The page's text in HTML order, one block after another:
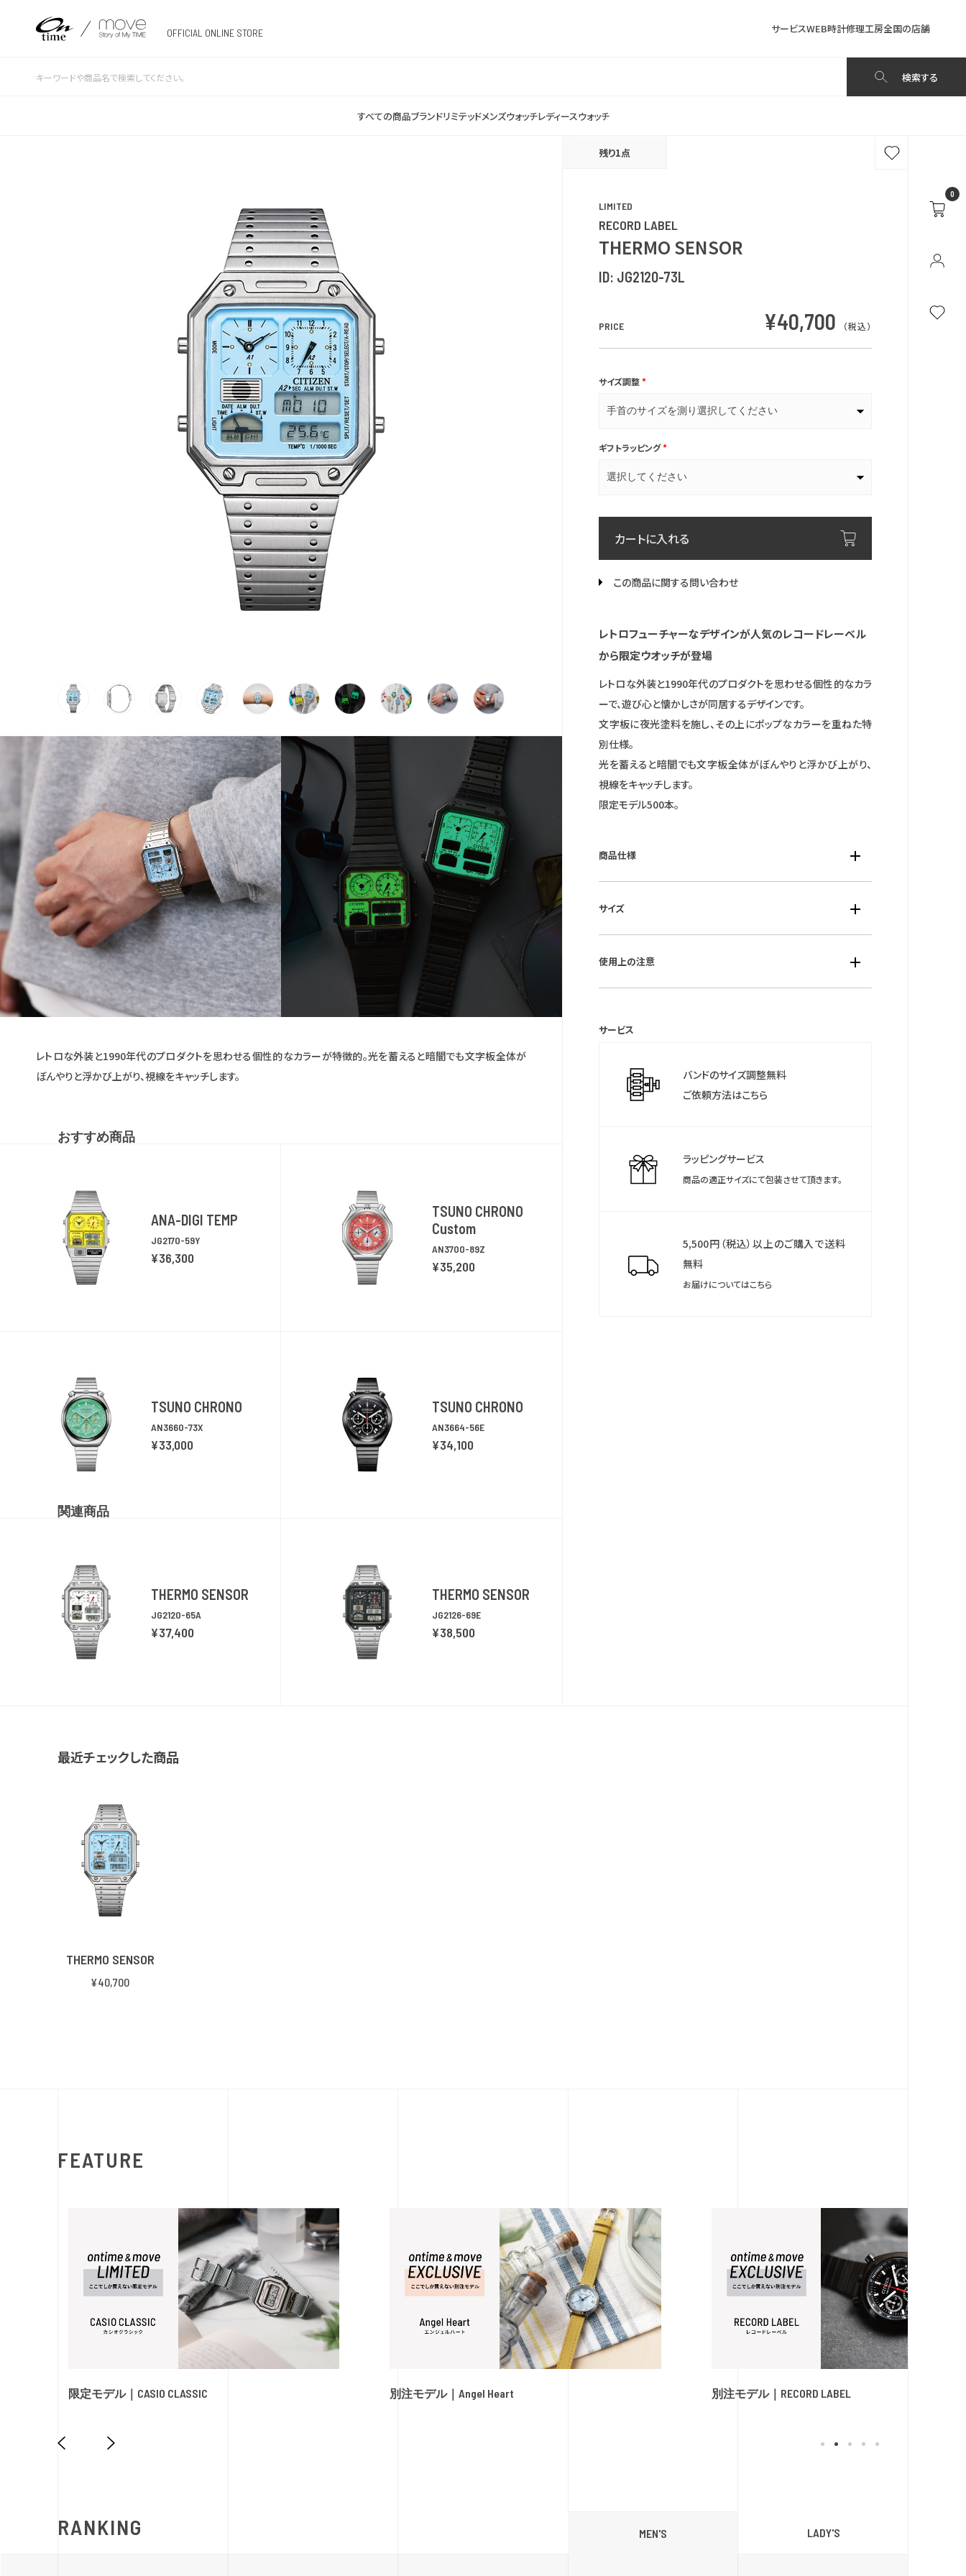
OFFICIAL ONLINE STORE サービスWEB時計修理工房全国の店舗
検索する
すべての商品ブランドリミテッドメンズウォッチレディースウォッチ
0
レトロな外装と1990年代のプロダクトを思わせる個性的なカラーが特徴的。光を蓄えると暗闇でも文字板全体が
ぼんやりと浮かび上がり、視線をキャッチします。
おすすめ商品
ANA-DIGI TEMP
JG2170-59Y
¥36,300
TSUNO CHRONO
Custom
AN3700-89Z
¥35,200
TSUNO CHRONO
AN3660-73X
¥33,000
TSUNO CHRONO
AN3664-56E
¥34,100
関連商品
THERMO SENSOR
JG2120-65A
¥37,400
THERMO SENSOR
JG2126-69E
¥38,500
残り1点
LIMITED
RECORD LABEL
THERMO SENSOR
ID: JG2120-73L
PRICE ¥40,700 （税込）
サイズ調整*
ギフトラッピング*
カートに入れる
この商品に関する問い合わせ
レトロフューチャーなデザインが人気のレコードレーベル
から限定ウオッチが登場
レトロな外装と1990年代のプロダクトを思わせる個性的なカラ
ーで、遊び心と懐かしさが同居するデザインです。
文字板に夜光塗料を施し、その上にポップなカラーを重ねた特
別仕様。
光を蓄えると暗闇でも文字板全体がぼんやりと浮かび上がり、
視線をキャッチします。
限定モデル500本。
商品仕様
■風防素材：クリスタルガラス
■ベルト素材：ステンレス
ンダー・照明・デイ＆デイト表示・日付早修正機能・12／24時間
表示切替機能・1/1000秒クロノグラフ(12時間計)・デュアルタイ
サイズ
■重さ：80g
使用上の注意
＊シチズンのウェブサイトより「MY CITIZEN」にお買い上げの腕
ご利用いただけます。
サービス
バンドのサイズ調整無料
ご依頼方法はこちら
ラッピングサービス
商品の適正サイズにて包装させて頂きます。
5,500円（税込）以上のご購入で送料
無料
お届けについてはこちら
最近チェックした商品
THERMO SENSOR
¥40,700
FEATURE
限定モデル｜CASIO CLASSIC 別注モデル｜Angel Heart 別注モデル｜RECORD LABEL
RANKING MEN'S LADY'S